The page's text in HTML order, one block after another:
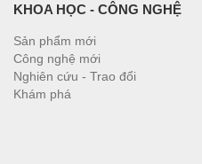
KHOA HỌC - CÔNG NGHỆ
Sản phẩm mới
Công nghệ mới
Nghiên cứu - Trao đổi
Khám phá